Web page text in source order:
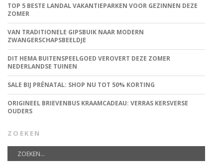
TOP 5 BESTE LANDAL VAKANTIEPARKEN VOOR GEZINNEN DEZE
ZOMER
VAN TRADITIONELE GIPSBUIK NAAR MODERN
ZWANGERSCHAPSBEELDJE
DIT HEMA BUITENSPEELGOED VEROVERT DEZE ZOMER
NEDERLANDSE TUINEN
SALE BIJ PRÉNATAL: SHOP NU TOT 50% KORTING
ORIGINEEL BRIEVENBUS KRAAMCADEAU: VERRAS KERSVERSE
OUDERS
ZOEKEN